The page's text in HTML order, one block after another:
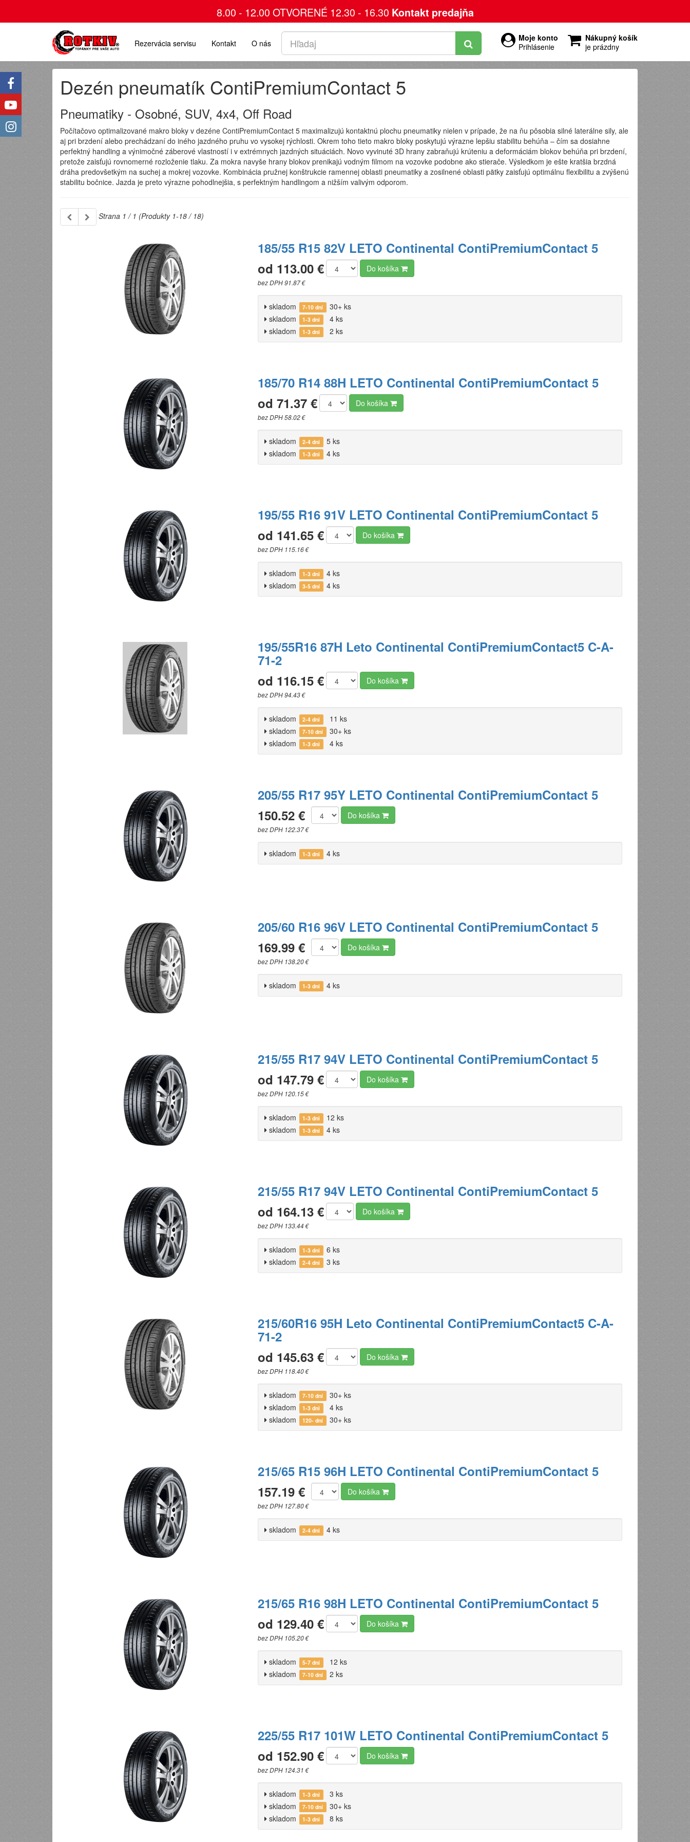
8.00 - 12.00 OTVORENÉ 12.30 - 16.30 Kontakt predajňa
Moje konto
Prihlásenie
Nákupný košík
je prázdny
Rezervácia servisu Kontakt O nás
Dezén pneumatík ContiPremiumContact 5
Pneumatiky - Osobné, SUV, 4x4, Off Road
Počítačovo optimalizované makro bloky v dezéne ContiPremiumContact 5 maximalizujú kontaktnú plochu pneumatiky nielen v prípade, že na ňu pôsobia silné laterálne sily, ale
aj pri brzdení alebo prechádzaní do iného jazdného pruhu vo vysokej rýchlosti. Okrem toho tieto makro bloky poskytujú výrazne lepšiu stabilitu behúňa – čím sa dosiahne
perfektný handling a výnimočné záberové vlastností i v extrémnych jazdných situáciách. Novo vyvinuté 3D hrany zabraňujú krúteniu a deformáciám blokov behúňa pri brzdení,
pretože zaisťujú rovnomerné rozloženie tlaku. Za mokra navyše hrany blokov prenikajú vodným filmom na vozovke podobne ako stierače. Výsledkom je ešte kratšia brzdná
dráha predovšetkým na suchej a mokrej vozovke. Kombinácia pružnej konštrukcie ramennej oblasti pneumatiky a zosilnené oblasti pätky zaisťujú optimálnu flexibilitu a zvýšenú
stabilitu bočnice. Jazda je preto výrazne pohodlnejšia, s perfektným handlingom a nižším valivým odporom.
Strana 1 / 1 (Produkty 1-18 / 18)
185/55 R15 82V LETO Continental ContiPremiumContact 5
od 113.00 €
bez DPH 91.87 €
Do košíka
skladom 7-10 dní
30+ ks
skladom
1-3 dni
4 ks
skladom
1-3 dni 2 ks
185/70 R14 88H LETO Continental ContiPremiumContact 5
od 71.37 €
bez DPH 58.02 €
Do košíka
skladom 2-4 dni
5 ks
skladom
1-3 dni 4 ks
195/55 R16 91V LETO Continental ContiPremiumContact 5
od 141.65 €
bez DPH 115.16 €
Do košíka
skladom 1-3 dni
4 ks
skladom
3-5 dní 4 ks
195/55R16 87H Leto Continental ContiPremiumContact5 C-A-
71-2
od 116.15 €
bez DPH 94.43 €
Do košíka
skladom 2-4 dni
11 ks
skladom
7-10 dní
30+ ks
skladom
1-3 dni 4 ks
205/55 R17 95Y LETO Continental ContiPremiumContact 5
150.52 €
bez DPH 122.37 €
Do košíka
skladom 1-3 dni 4 ks
205/60 R16 96V LETO Continental ContiPremiumContact 5
169.99 €
bez DPH 138.20 €
Do košíka
skladom 1-3 dni 4 ks
215/55 R17 94V LETO Continental ContiPremiumContact 5
od 147.79 €
bez DPH 120.15 €
Do košíka
skladom 1-3 dni
12 ks
skladom
1-3 dni 4 ks
215/55 R17 94V LETO Continental ContiPremiumContact 5
od 164.13 €
bez DPH 133.44 €
Do košíka
skladom 1-3 dni
6 ks
skladom
2-4 dni 3 ks
215/60R16 95H Leto Continental ContiPremiumContact5 C-A-
71-2
od 145.63 €
bez DPH 118.40 €
Do košíka
skladom 7-10 dní
30+ ks
skladom
1-3 dni
4 ks
skladom
120- dní 30+ ks
215/65 R15 96H LETO Continental ContiPremiumContact 5
157.19 €
bez DPH 127.80 €
Do košíka
skladom 2-4 dni 4 ks
215/65 R16 98H LETO Continental ContiPremiumContact 5
od 129.40 €
bez DPH 105.20 €
Do košíka
skladom 5-7 dní
12 ks
skladom
7-10 dní 2 ks
225/55 R17 101W LETO Continental ContiPremiumContact 5
od 152.90 €
bez DPH 124.31 €
Do košíka
skladom 1-3 dni
3 ks
skladom
7-10 dní
30+ ks
skladom
1-3 dni 8 ks